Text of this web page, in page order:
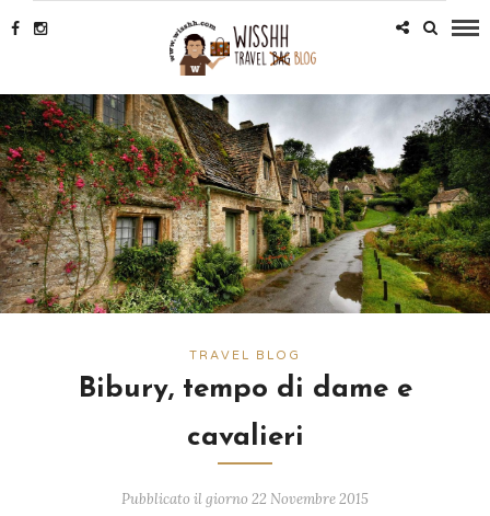
TRAVEL BLOG
Bibury, tempo di dame e
cavalieri
Pubblicato il giorno 22 Novembre 2015